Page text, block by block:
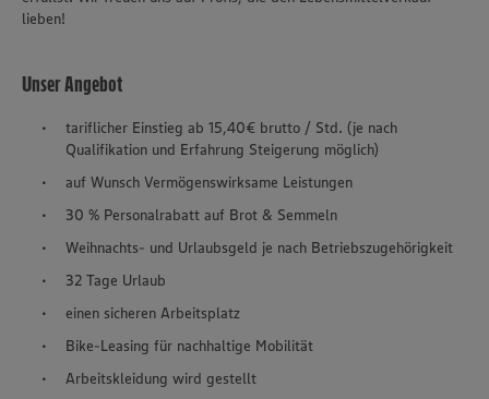
lieben!
Unser Angebot
tariflicher Einstieg ab 15,40€ brutto / Std. (je nach
Qualifikation und Erfahrung Steigerung möglich)
auf Wunsch Vermögenswirksame Leistungen
30 % Personalrabatt auf Brot & Semmeln
Weihnachts- und Urlaubsgeld je nach Betriebszugehörigkeit
32 Tage Urlaub
einen sicheren Arbeitsplatz
Bike-Leasing für nachhaltige Mobilität
Arbeitskleidung wird gestellt